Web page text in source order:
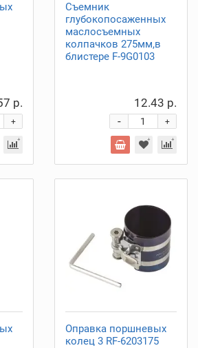
р.
+
Съемник
глубокопосаженных
маслосъемных
колпачков 275мм,в
блистере F-9G0103
12.43 р.
+
-
Оправка поршневых
колец 3 RF-6203175